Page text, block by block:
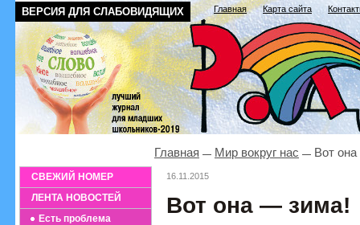
ВЕРСИЯ ДЛЯ СЛАБОВИДЯЩИХ Главная Карта сайта
СВЕЖИЙ НОМЕР
ЛЕНТА НОВОСТЕЙ
Есть проблема
Главная Мир вокруг нас Вот
16.11.2015
Вот она — зима!